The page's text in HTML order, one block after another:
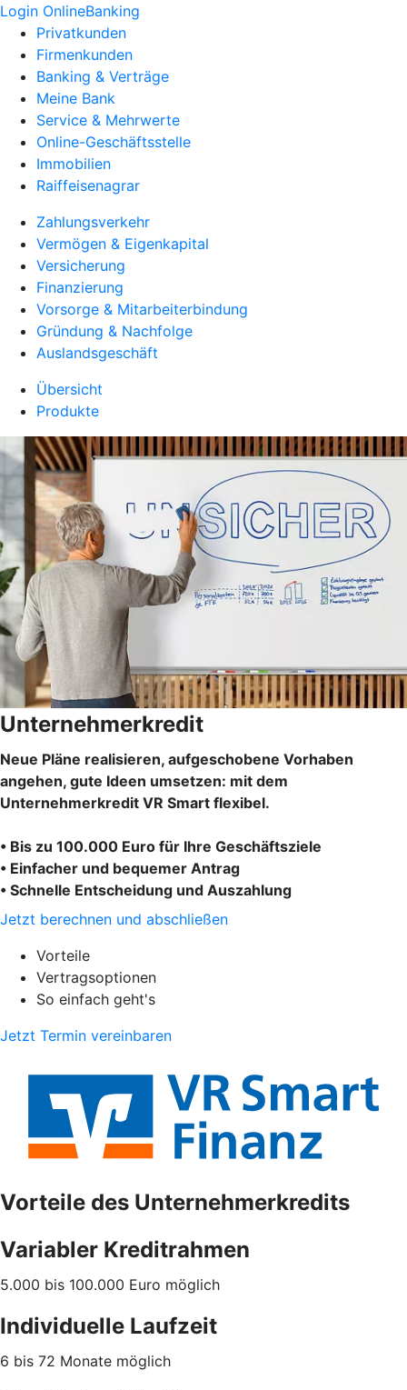
Login OnlineBanking
Privatkunden
Firmenkunden
Banking & Verträge
Meine Bank
Service & Mehrwerte
Online-Geschäftsstelle
Immobilien
Raiffeisenagrar
Zahlungsverkehr
Vermögen & Eigenkapital
Versicherung
Finanzierung
Vorsorge & Mitarbeiterbindung
Gründung & Nachfolge
Auslandsgeschäft
Übersicht
Produkte
Unternehmerkredit
Neue Pläne realisieren, aufgeschobene Vorhaben
angehen, gute Ideen umsetzen: mit dem
Unternehmerkredit VR Smart flexibel.
• Bis zu 100.000 Euro für Ihre Geschäftsziele
• Einfacher und bequemer Antrag
• Schnelle Entscheidung und Auszahlung
Jetzt berechnen und abschließen
Vorteile
Vertragsoptionen
So einfach geht's
Jetzt Termin vereinbaren
Vorteile des Unternehmerkredits
Variabler Kreditrahmen
5.000 bis 100.000 Euro möglich
Individuelle Laufzeit
6 bis 72 Monate möglich